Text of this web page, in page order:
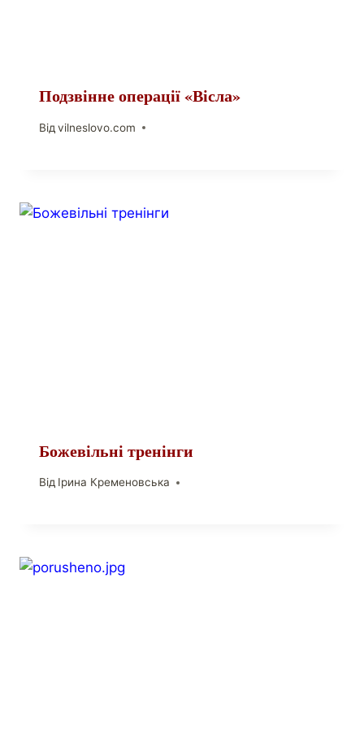
Подзвінне операції «Вісла»
Від vilneslovo.com
Божевільні тренінги
Від Ірина Кременовська